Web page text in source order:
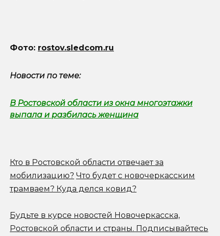
Фото: rostov.sledcom.ru
Новости по теме:
В Ростовской области из окна многоэтажки
выпала и разбилась женщина
Кто в Ростовской области отвечает за
мобилизацию? Что будет с новочеркасским
трамваем? Куда делся ковид?
Будьте в курсе новостей Новочеркасска,
Ростовской области и страны. Подписывайтесь